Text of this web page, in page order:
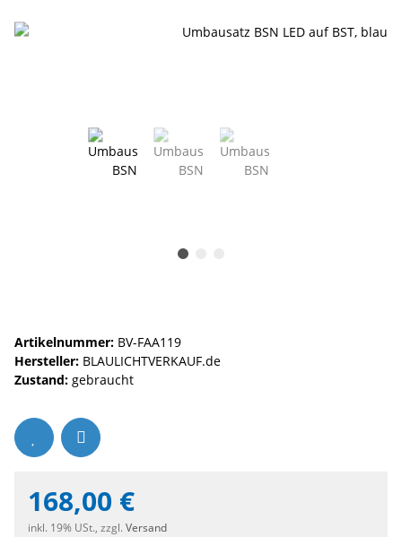
Artikelnummer: BV-FAA119
Hersteller: BLAULICHTVERKAUF.de
Zustand: gebraucht
168,00 €
inkl. 19% USt., zzgl. Versand